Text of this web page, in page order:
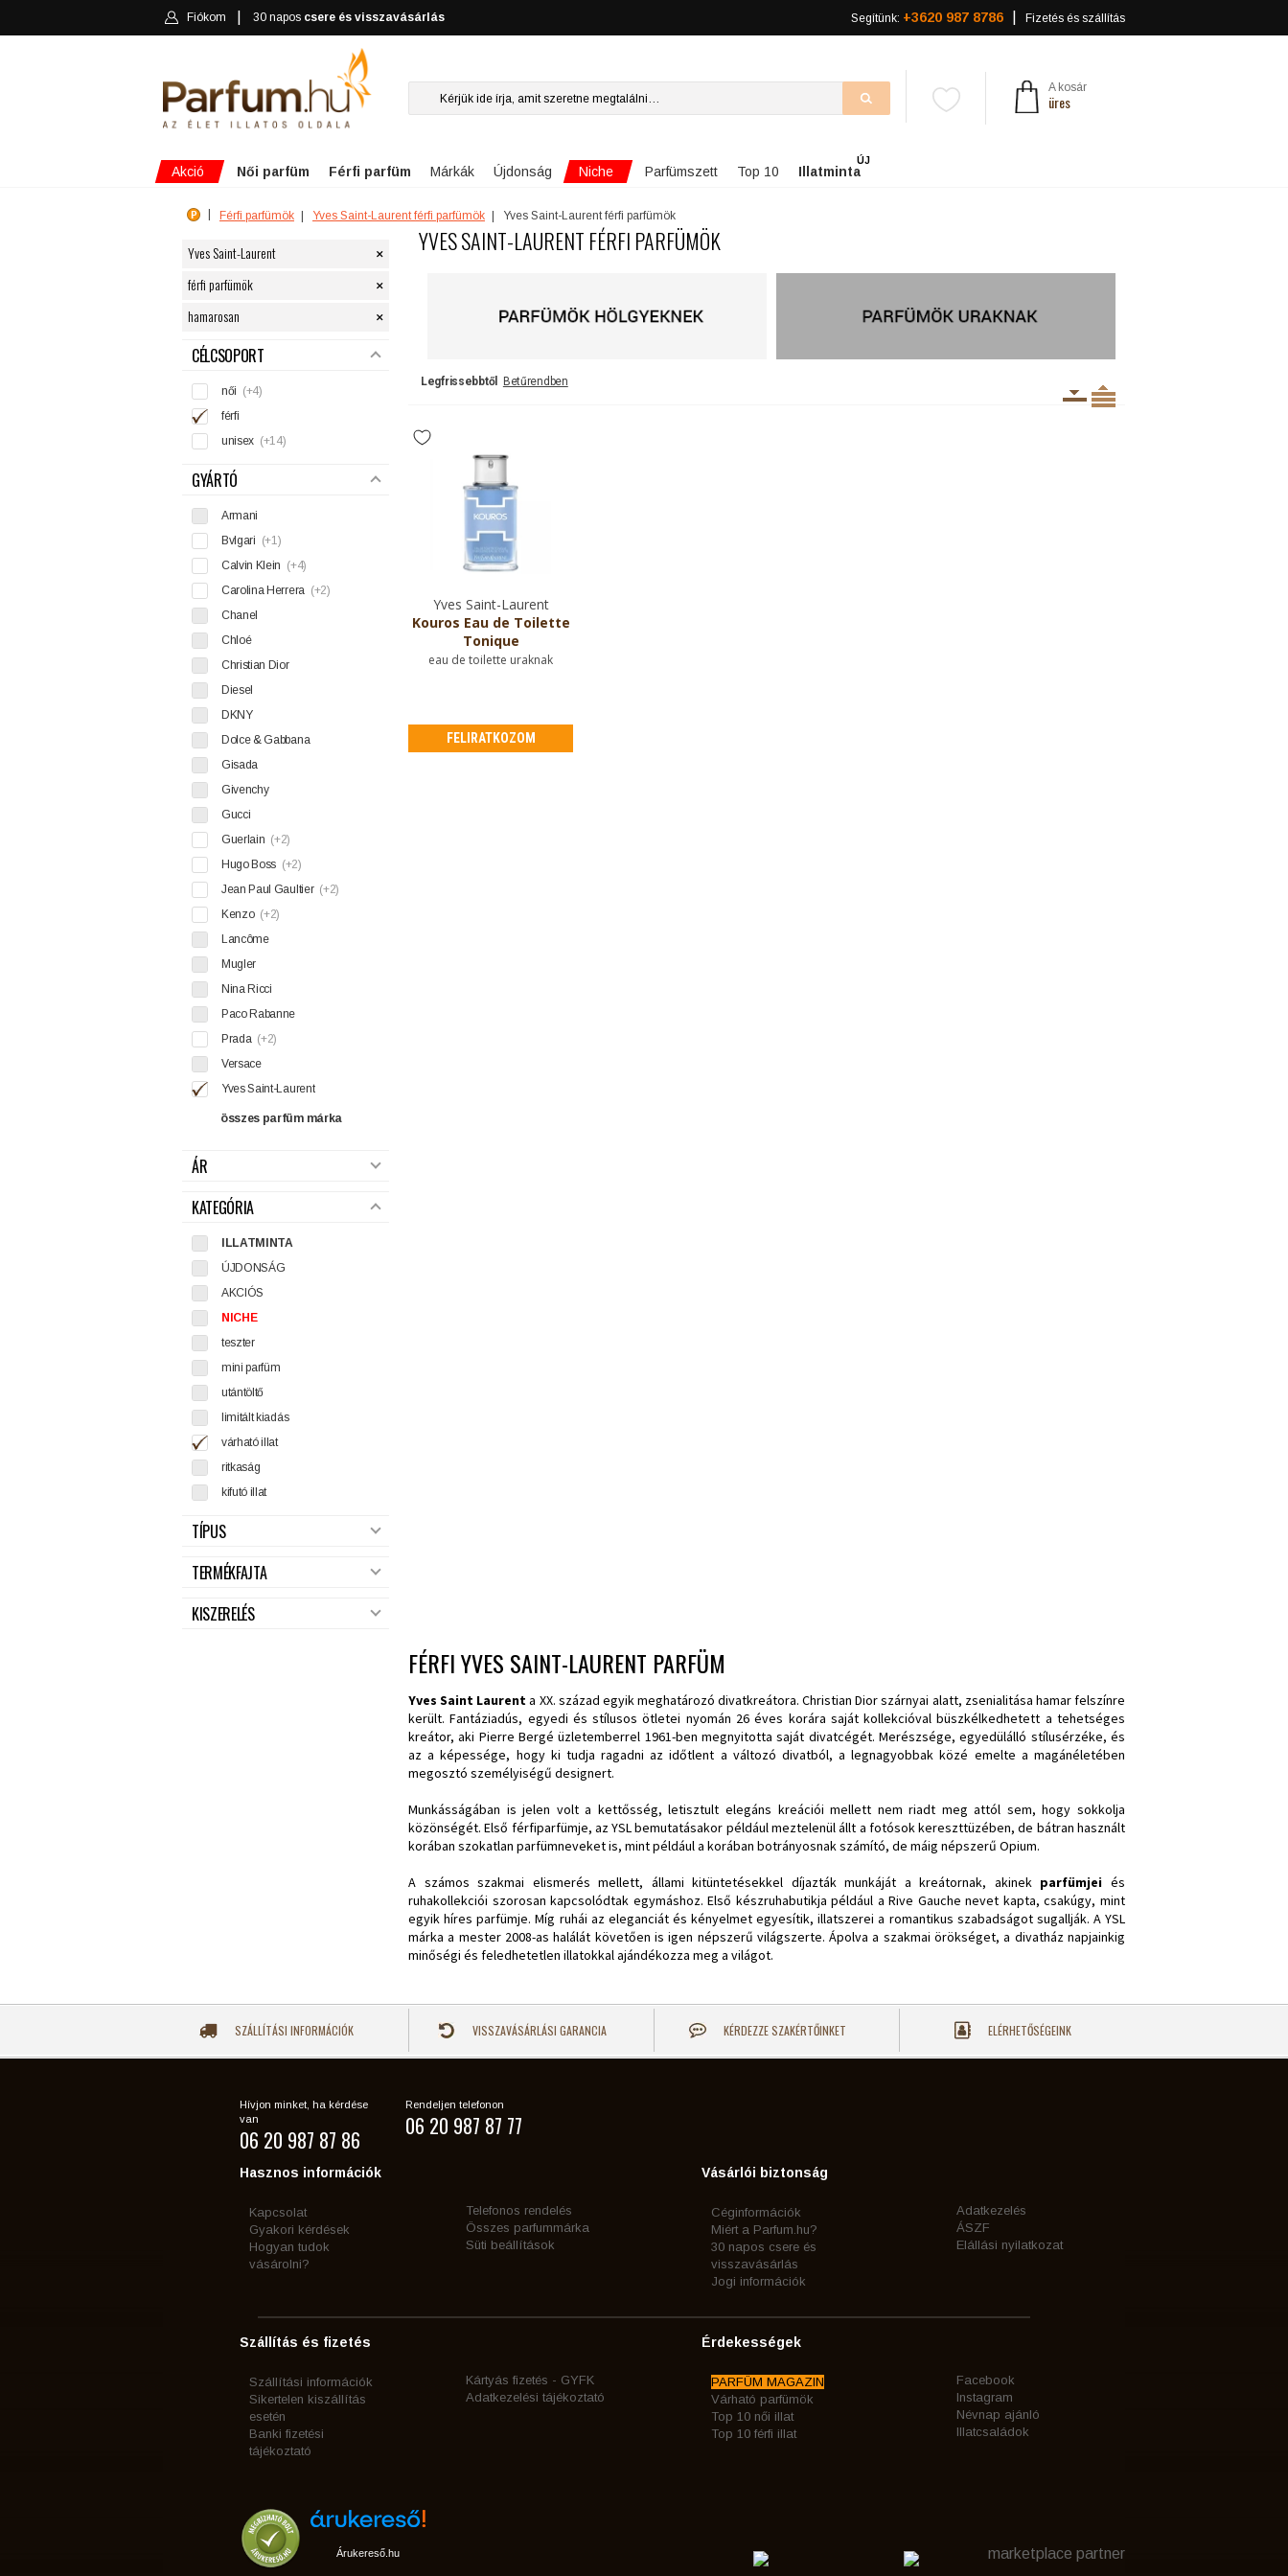
Fiókom 30 napos csere és visszavásárlás Segítünk: +3620 987 8786 Fizetés és szállítás
A kosár
üres
Akció Női parfüm Férfi parfüm Márkák Újdonság Niche Parfümszett Top 10 Illatminta
ÚJ
Férfi parfümök Yves Saint-Laurent férfi parfümök Yves Saint-Laurent férfi parfümök
Yves Saint-Laurent ×
férfi parfümök ×
hamarosan ×
SZŰRÉS
CÉLCSOPORT
női (+4)
férfi
unisex (+14)
GYÁRTÓ
Armani
Bvlgari (+1)
Calvin Klein (+4)
Carolina Herrera (+2)
Chanel
Chloé
Christian Dior
Diesel
DKNY
Dolce & Gabbana
Gisada
Givenchy
Gucci
Guerlain (+2)
Hugo Boss (+2)
Jean Paul Gaultier (+2)
Kenzo (+2)
Lancôme
Mugler
Nina Ricci
Paco Rabanne
Prada (+2)
Versace
Yves Saint-Laurent
összes parfüm márka
ÁR
KATEGÓRIA
ILLATMINTA
ÚJDONSÁG
AKCIÓS
NICHE
teszter
mini parfüm
utántöltő
limitált kiadás
várható illat
ritkaság
kifutó illat
TÍPUS
TERMÉKFAJTA
KISZERELÉS
YVES SAINT-LAURENT FÉRFI PARFÜMÖK
Legfrissebbtől Betűrendben
Yves Saint-Laurent
Kouros Eau de Toilette
Tonique
eau de toilette uraknak
FELIRATKOZOM
FÉRFI YVES SAINT-LAURENT PARFÜM
Yves Saint Laurenta XX. század egyik meghatározó divatkreátora. Christian Dior szárnyai alatt, zsenialitása hamar felszínre
került. Fantáziadús, egyedi és stílusos ötletei nyomán 26 éves korára saját kollekcióval büszkélkedhetett a tehetséges
kreátor, aki Pierre Bergé üzletemberrel 1961-ben megnyitotta saját divatcégét. Merészsége, egyedülálló stílusérzéke, és
az a képessége, hogy ki tudja ragadni az időtlent a változó divatból, a legnagyobbak közé emelte a magánéletében
megosztó személyiségű designert.
Munkásságában is jelen volt a kettősség, letisztult elegáns kreációi mellett nem riadt meg attól sem, hogy sokkolja
közönségét. Első férfiparfümje, az YSL bemutatásakor például meztelenül állt a fotósok kereszttüzében, de bátran használt
korában szokatlan parfümneveket is, mint például a korában botrányosnak számító, de máig népszerű Opium.
A számos szakmai elismerés mellett, állami kitüntetésekkel díjazták munkáját a kreátornak, akinek parfümjeiés
ruhakollekciói szorosan kapcsolódtak egymáshoz. Első készruhabutikja például a Rive Gauche nevet kapta, csakúgy, mint
egyik híres parfümje. Míg ruhái az eleganciát és kényelmet egyesítik, illatszerei a romantikus szabadságot sugallják. A YSL
márka a mester 2008-as halálát követően is igen népszerű világszerte. Ápolva a szakmai örökséget, a divatház napjainkig
minőségi és feledhetetlen illatokkal ajándékozza meg a világot.
SZÁLLÍTÁSI INFORMÁCIÓK VISSZAVÁSÁRLÁSI GARANCIA KÉRDEZZE SZAKÉRTŐINKET ELÉRHETŐSÉGEINK
Hívjon minket, ha kérdése
van
06 20 987 87 86
Rendeljen telefonon
06 20 987 87 77
Hasznos információk
Kapcsolat
Gyakori kérdések
Hogyan tudok
vásárolni?
Telefonos rendelés
Összes parfummárka
Süti beállítások
Vásárlói biztonság
Céginformációk
Miért a Parfum.hu?
30 napos csere és
visszavásárlás
Jogi információk
Adatkezelés
ÁSZF
Elállási nyilatkozat
Szállítás és fizetés
Szállítási információk
Sikertelen kiszállítás
esetén
Banki fizetési
tájékoztató
Kártyás fizetés - GYFK
Adatkezelési tájékoztató
Érdekességek
PARFÜM MAGAZIN
Várható parfümök
Top 10 női illat
Top 10 férfi illat
Facebook
Instagram
Névnap ajánló
Illatcsaládok
Árukereső.hu marketplace partner